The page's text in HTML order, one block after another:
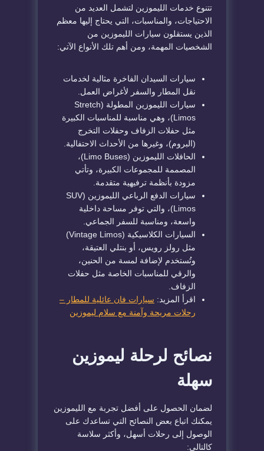
تتنوع خدمات الليموزين لتشمل العديد من
الاحتياجات، والمناسبات، التي يحتاج إليها معظم
الذين يستقلون سيارات الليموزين من
الشخصيات المهمة، ومن أهم تلك الأنواع الآتي:
سيارات السيدان الفاخرة مثالية لخدمات
نقل المطار والسفر لأغراض العمل.
سيارات الليموزين المطولة (Stretch
Limos)، وهي مناسبة للمناسبات الكبيرة
مثل حفلات الزفاف وحفلات التخرج
(البروم)، وغيرها من الأحداث الاحتفالية.
الحافلات الليموزين (Limo Buses)،
المصممة للمجموعات الكبيرة، وتأتي
مزودة بأنظمة ترفيهية متقدمة.
سيارات الدفع الرباعي الليموزين (SUV
Limos)، والتي توفر مساحة داخلية
واسعة، ومناسبة للسفر الجماعي.
السيارات الكلاسيكية (Vintage Limos)
مثل رولز رويس، أو بنتلي العتيقة،
وتُستخدم لإضافة لمسة من الحنين،
والرقي للمناسبات الخاصة مثل حفلات
الزفاف.
اقرأ المزيد: سيارات فان عائلية للمطار –
رحلات مريحة وآمنة مع سلام ليموزين
نصائح لرحلة ليموزين
سهلة
لضمان الحصول على أفضل تجربة مع الليموزين
يمكنك اتباع بعض النصائح التي تساعدك على
الوصول إلى رحلات أسهل، وأكثر سلاسة
كالتالي: